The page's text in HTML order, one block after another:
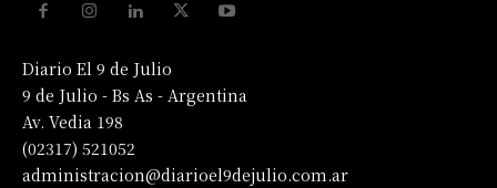
Diario El 9 de Julio
9 de Julio - Bs As - Argentina
Av. Vedia 198
(02317) 521052
administracion@diarioel9dejulio.com.ar